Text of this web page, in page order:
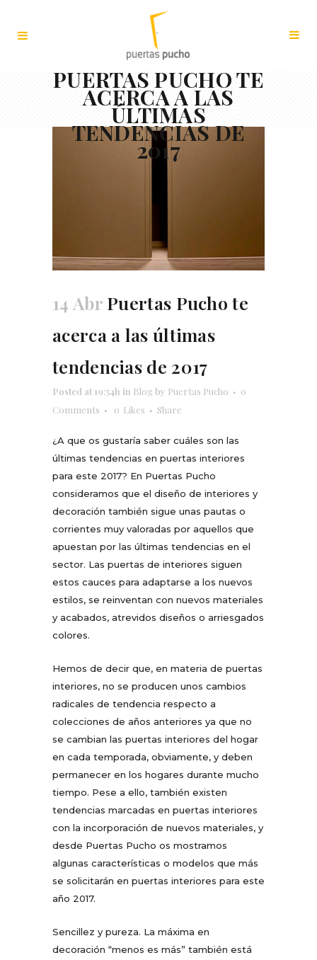
PUERTAS PUCHO TE
ACERCA A LAS
ÚLTIMAS
TENDENCIAS DE
2017
14 AbrPuertas Pucho te
acerca a las últimas
tendencias de 2017
Posted at 19:54h in Blog by Puertas Pucho
0
Comments
0 Likes Share
¿A que os gustaría saber cuáles son las
últimas tendencias en puertas interiores
para este 2017? En Puertas Pucho
consideramos que el diseño de interiores y
decoración también sigue unas pautas o
corrientes muy valoradas por aquellos que
apuestan por las últimas tendencias en el
sector. Las puertas de interiores siguen
estos cauces para adaptarse a los nuevos
estilos, se reinventan con nuevos materiales
y acabados, atrevidos diseños o arriesgados
colores.
Hemos de decir que, en materia de puertas
interiores, no se producen unos cambios
radicales de tendencia respecto a
colecciones de años anteriores ya que no
se cambian las puertas interiores del hogar
en cada temporada, obviamente, y deben
permanecer en los hogares durante mucho
tiempo. Pese a ello, también existen
tendencias marcadas en puertas interiores
con la incorporación de nuevos materiales, y
desde Puertas Pucho os mostramos
algunas características o modelos que más
se solicitarán en puertas interiores para este
año 2017.
Sencillez y pureza. La máxima en
decoración “menos es más” también está